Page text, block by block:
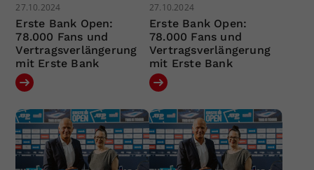
27.10.2024
Erste Bank Open:
78.000 Fans und
Vertragsverlängerung
mit Erste Bank
27.10.2024
Erste Bank Open:
78.000 Fans und
Vertragsverlängerung
mit Erste Bank